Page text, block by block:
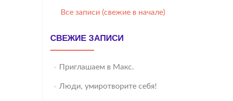
Все записи (свежие в начале)
СВЕЖИЕ ЗАПИСИ
Приглашаем в Макс.
Люди, умиротворите себя!